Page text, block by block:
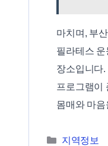
마치며, 부
필라테스
장소입니다
프로그램이
몸매와 마
카테고리
지역정보